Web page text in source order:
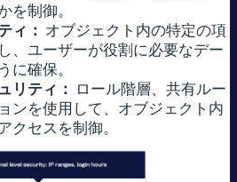
を制御。
ィ： オブジェクト内の特定の項
、ユーザーが役割に必要なデー
に確保。
リティ：
ロール階層、共有ルー
ンを使用して、オブジェクト内
クセスを制御。